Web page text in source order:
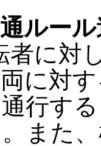
ルール
者に対
に対
行す
また